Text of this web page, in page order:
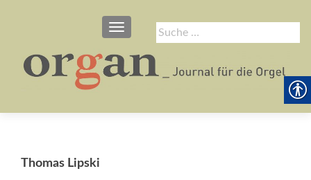
Suche
nach:
SCHALTE NAVIGATION
Thomas Lipski